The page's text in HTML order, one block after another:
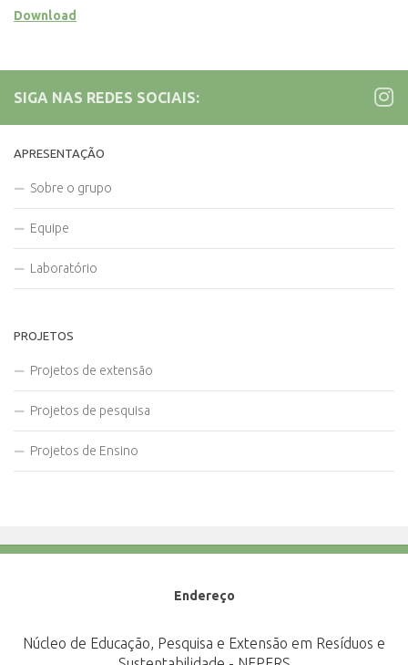
Download
SIGA NAS REDES SOCIAIS:
APRESENTAÇÃO
Sobre o grupo
Equipe
Laboratório
PROJETOS
Projetos de extensão
Projetos de pesquisa
Projetos de Ensino
Endereço
Núcleo de Educação, Pesquisa e Extensão em Resíduos e